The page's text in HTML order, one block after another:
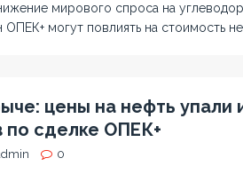
мирового спроса на
ОПЕК+ могут повлиять на стоимость
цены на нефть упали
по сделке ОПЕК+
0